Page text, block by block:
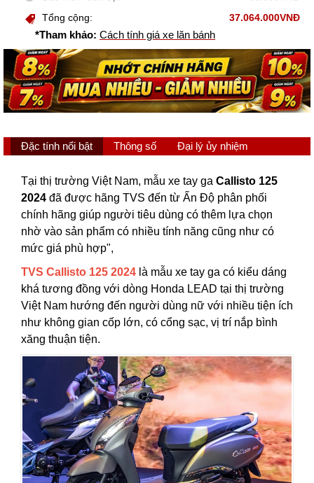
Tổng cộng:
37.064.000VNĐ
*Tham khảo: Cách tính giá xe lăn bánh
Đặc tính nổi bật Thông số Đại lý ủy nhiệm
Tại thị trường Việt Nam, mẫu xe tay ga Callisto 125
2024 đã được hãng TVS đến từ Ấn Độ phân phối
chính hãng giúp người tiêu dùng có thêm lựa chọn
nhờ vào sản phẩm có nhiều tính năng cũng như có
mức giá phù hợp",
TVS Callisto 125 2024 là mẫu xe tay ga có kiểu dáng
khá tương đồng với dòng Honda LEAD tại thị trường
Việt Nam hướng đến người dùng nữ với nhiều tiện ích
như không gian cốp lớn, có cổng sạc, vị trí nắp bình
xăng thuận tiện.